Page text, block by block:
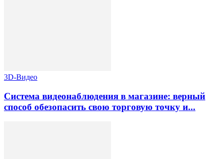
3D-Видео
Система видеонаблюдения в магазине: верный
способ обезопасить свою торговую точку и...